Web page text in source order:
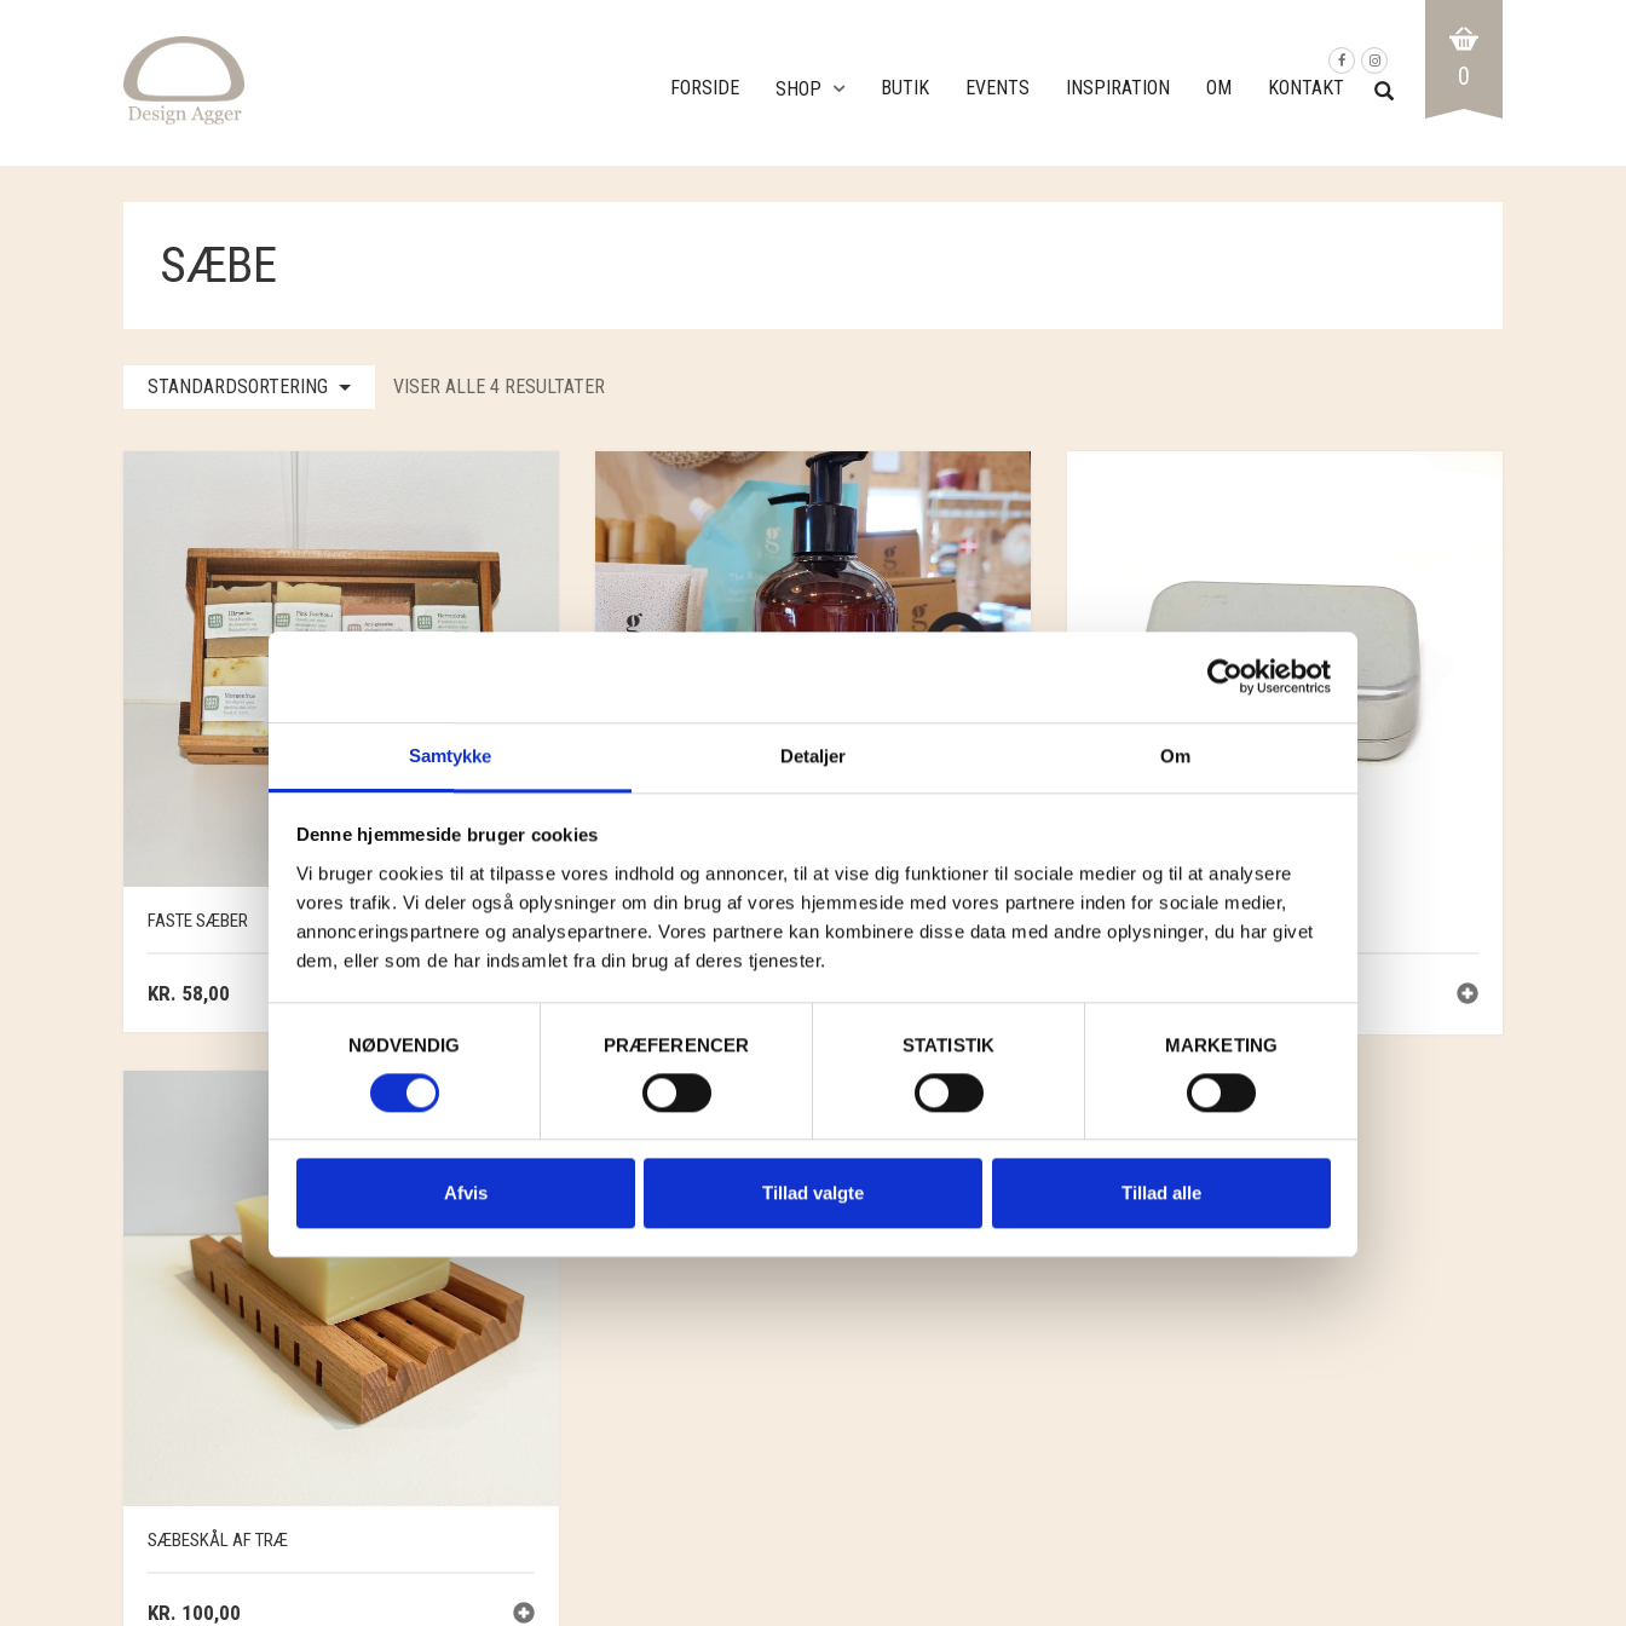
Samtykke Detaljer Om
Denne hjemmeside bruger cookies
Vi bruger cookies til at tilpasse vores indhold og annoncer, til at vise dig funktioner til sociale medier og til at analysere
vores trafik. Vi deler også oplysninger om din brug af vores hjemmeside med vores partnere inden for sociale medier,
annonceringspartnere og analysepartnere. Vores partnere kan kombinere disse data med andre oplysninger, du har givet
dem, eller som de har indsamlet fra din brug af deres tjenester.
NØDVENDIG
PRÆFERENCER STATISTIK MARKETING
Afvis Tillad valgte Tillad alle
FORSIDE SHOP BUTIK EVENTS INSPIRATION OM KONTAKT 0
SÆBE
STANDARDSORTERING VISER ALLE 4 RESULTATER
FASTE SÆBER
KR. 58,00
HÅNDSÆBE SÆBEBOKS
SÆBESKÅL AF TRÆ
KR. 100,00